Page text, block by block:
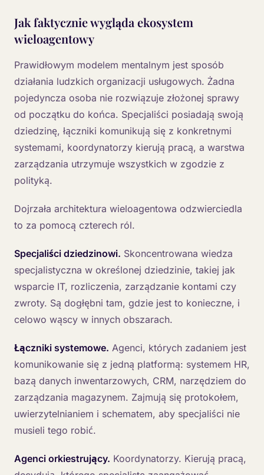
Jak faktycznie wygląda ekosystem
wieloagentowy
Prawidłowym modelem mentalnym jest sposób
działania ludzkich organizacji usługowych. Żadna
pojedyncza osoba nie rozwiązuje złożonej sprawy
od początku do końca. Specjaliści posiadają swoją
dziedzinę, łączniki komunikują się z konkretnymi
systemami, koordynatorzy kierują pracą, a warstwa
zarządzania utrzymuje wszystkich w zgodzie z
polityką.
Dojrzała architektura wieloagentowa odzwierciedla
to za pomocą czterech ról.
Specjaliści dziedzinowi. Skoncentrowana wiedza
specjalistyczna w określonej dziedzinie, takiej jak
wsparcie IT, rozliczenia, zarządzanie kontami czy
zwroty. Są dogłębni tam, gdzie jest to konieczne, i
celowo wąscy w innych obszarach.
Łączniki systemowe. Agenci, których zadaniem jest
komunikowanie się z jedną platformą: systemem HR,
bazą danych inwentarzowych, CRM, narzędziem do
zarządzania magazynem. Zajmują się protokołem,
uwierzytelnianiem i schematem, aby specjaliści nie
musieli tego robić.
Agenci orkiestrujący. Koordynatorzy. Kierują pracą,